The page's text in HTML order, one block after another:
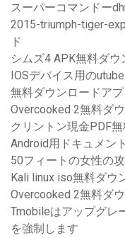
スーパーコマンドー
2015-triumph-tiger-
ド
シムズ4 APK無料ダウ
IOSデバイス用の
無料ダウンロードア
Overcooked 2無料ダ
クリントン現金PDF
Android用ドキュメン
50フィートの女性の
Kali linux iso無料ダウ
Overcooked 2無料ダ
Tmobileはアップグレ
を強制します